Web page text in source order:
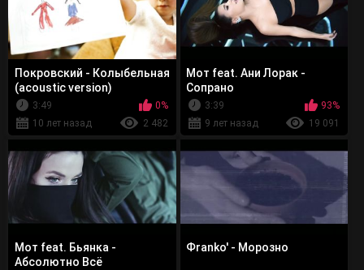
Покровский - Колыбельная
(acoustic version)
3:49
0%
10 лет назад
2 482
Мот feat. Ани Лорак -
Сопрано
3:39
93%
9 лет назад
19 091
Мот feat. Бьянка -
Абсолютно Всё
Фranko' - Морозно